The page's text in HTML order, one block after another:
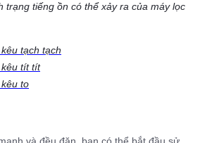
trạng tiếng ồn có thể xảy ra của máy lọc
tạch tạch
tít tít
to